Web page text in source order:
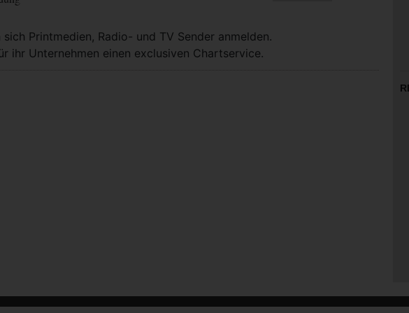
sich Printmedien, Radio- und TV Sender anmelden.
ihr Unternehmen einen exclusiven Chartservice.